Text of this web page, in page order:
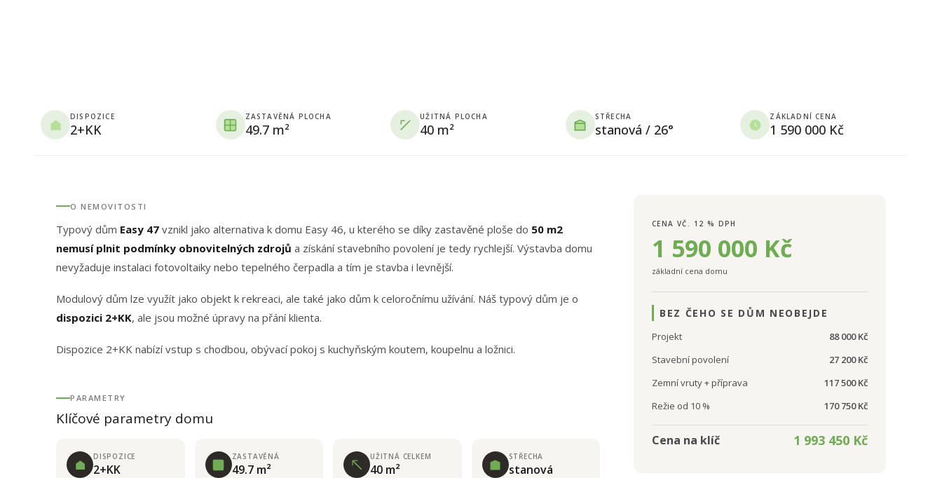
DISPOZICE
2+KK
ZASTAVĚNÁ PLOCHA
49.7 m²
UŽITNÁ PLOCHA
40 m²
STŘECHA
stanová / 26°
ZÁKLADNÍ CENA
1 590 000 Kč
O NEMOVITOSTI
Typový dům Easy 47 vznikl jako alternativa k domu Easy 46, u kterého se díky zastavěné ploše do 50 m2
nemusí plnit podmínky obnovitelných zdrojů a získání stavebního povolení je tedy rychlejší. Výstavba domu
nevyžaduje instalaci fotovoltaiky nebo tepelného čerpadla a tím je stavba i levnější.
Modulový dům lze využít jako objekt k rekreaci, ale také jako dům k celoročnímu užívání. Náš typový dům je o
dispozici 2+KK, ale jsou možné úpravy na přání klienta.
Dispozice 2+KK nabízí vstup s chodbou, obývací pokoj s kuchyňským koutem, koupelnu a ložnici.
PARAMETRY
Klíčové parametry domu
DISPOZICE
2+KK
ZASTAVĚNÁ
49.7 m²
UŽITNÁ CELKEM
40 m²
STŘECHA
stanová
CENA VČ. 12 % DPH
1 590 000 Kč
základní cena domu
BEZ ČEHO SE DŮM NEOBEJDE
Projekt
88 000 Kč
Stavební povolení
27 200 Kč
Zemní vruty + příprava
117 500 Kč
Režie od 10 %
170 750 Kč
Cena na klíč 1 993 450 Kč